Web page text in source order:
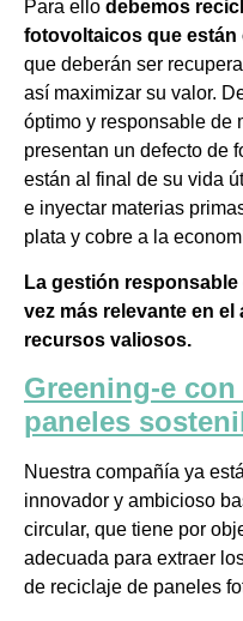
Para ello debemos
fotovoltaicos que están
que deberán ser
así maximizar su valor.
óptimo y responsable de
presentan un defecto de
están al final de su vida
e inyectar materias
plata y cobre a la
La gestión
vez más relevante en
recursos valiosos.
Greening-e
paneles
Nuestra compañía ya
innovador y ambicioso
circular, que tiene por
adecuada para extraer
de reciclaje de paneles